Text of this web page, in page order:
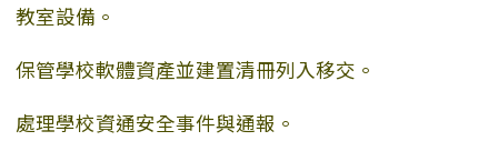
教室設備。
保管學校軟體資產並建置清冊列入移交。
處理學校資通安全事件與通報。